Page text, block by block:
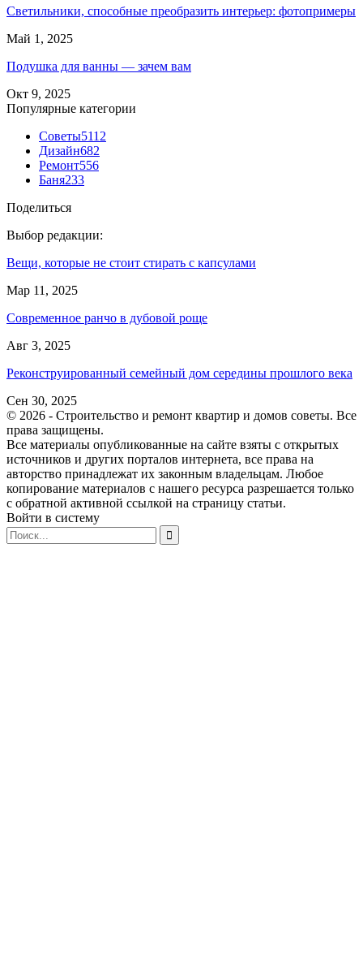
Светильники, способные преобразить интерьер: фотопримеры
Май 1, 2025
Подушка для ванны — зачем вам
Окт 9, 2025
Популярные категории
Советы5112
Дизайн682
Ремонт556
Баня233
Поделиться
Выбор редакции:
Вещи, которые не стоит стирать с капсулами
Мар 11, 2025
Современное ранчо в дубовой роще
Авг 3, 2025
Реконструированный семейный дом середины прошлого века
Сен 30, 2025
© 2026 - Строительство и ремонт квартир и домов советы. Все
права защищены.
Все материалы опубликованные на сайте взяты с открытых
источников и других порталов интернета, все права на
авторство принадлежат их законным владельцам. Любое
копирование материалов с нашего ресурса разрешается только
с обратной активной ссылкой на страницу статьи.
Войти в систему